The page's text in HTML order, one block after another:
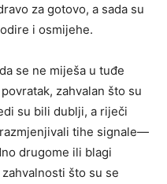
za gotovo, a sada su
i osmijehe.
se ne miješa u tuđe
zahvalan što su
su bili dublji, a riječi
tihe signale—
drugome ili blagi
što su se